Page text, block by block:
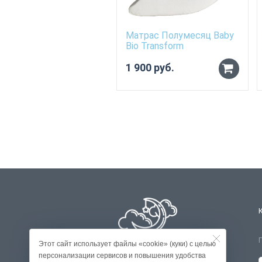
Матрас Полумесяц Baby
Bio Transform
1 900 руб.
Этот сайт использует файлы «cookie» (куки) с целью
персонализации сервисов и повышения удобства